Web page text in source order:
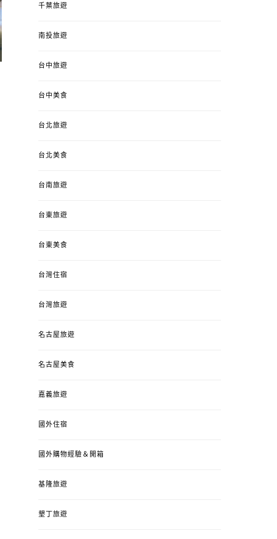
錯、認識華德福
ON
千葉旅遊
南投旅遊
台中旅遊
台中美食
台北旅遊
台北美食
台南旅遊
台東旅遊
台東美食
台灣住宿
台灣旅遊
名古屋旅遊
名古屋美食
嘉義旅遊
國外住宿
國外購物經驗＆開箱
基隆旅遊
墾丁旅遊